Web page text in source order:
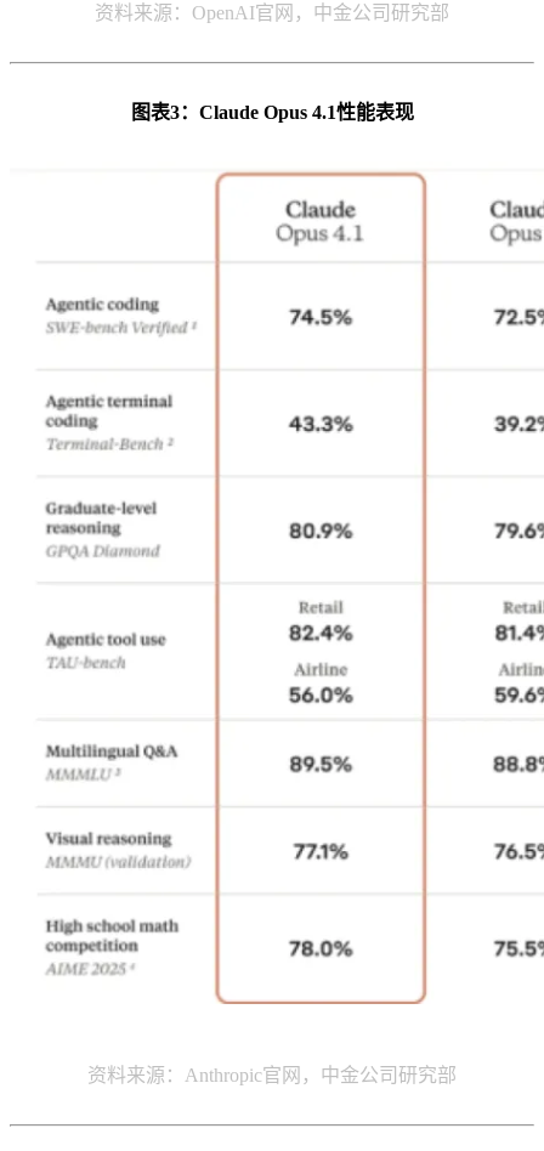
资料来源：OpenAI官网，中金公司研究部
图表3：Claude Opus 4.1性能表现
资料来源：Anthropic官网，中金公司研究部